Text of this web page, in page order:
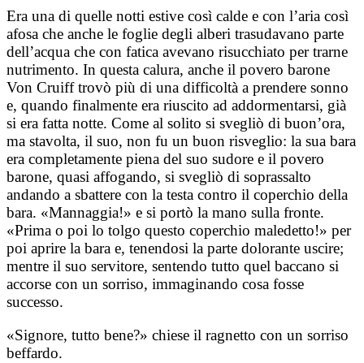
Era una di quelle notti estive così calde e con l’aria così
afosa che anche le foglie degli alberi trasudavano parte
dell’acqua che con fatica avevano risucchiato per trarne
nutrimento. In questa calura, anche il povero barone
Von Cruiff trovò più di una difficoltà a prendere sonno
e, quando finalmente era riuscito ad addormentarsi, già
si era fatta notte. Come al solito si svegliò di buon’ora,
ma stavolta, il suo, non fu un buon risveglio: la sua bara
era completamente piena del suo sudore e il povero
barone, quasi affogando, si svegliò di soprassalto
andando a sbattere con la testa contro il coperchio della
bara. «Mannaggia!» e si portò la mano sulla fronte.
«Prima o poi lo tolgo questo coperchio maledetto!» per
poi aprire la bara e, tenendosi la parte dolorante uscire;
mentre il suo servitore, sentendo tutto quel baccano si
accorse con un sorriso, immaginando cosa fosse
successo.
«Signore, tutto bene?» chiese il ragnetto con un sorriso
beffardo.